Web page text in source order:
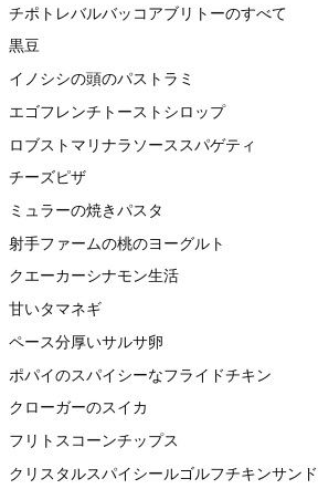
チポトレバルバッコアブリトーのすべて
黒豆
イノシシの頭のパストラミ
エゴフレンチトーストシロップ
ロブストマリナラソーススパゲティ
チーズピザ
ミュラーの焼きパスタ
射手ファームの桃のヨーグルト
クエーカーシナモン生活
甘いタマネギ
ペース分厚いサルサ卵
ポパイのスパイシーなフライドチキン
クローガーのスイカ
フリトスコーンチップス
クリスタルスパイシールゴルフチキンサン